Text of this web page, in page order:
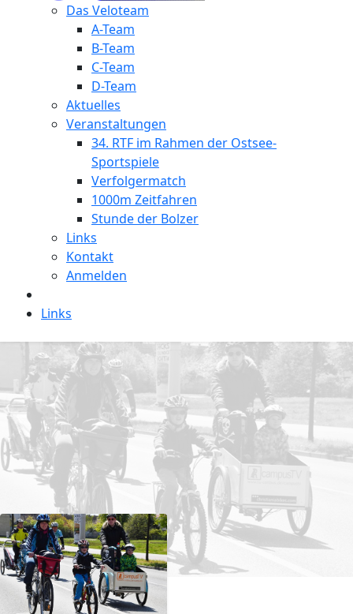
Das Veloteam
A-Team
B-Team
C-Team
D-Team
Aktuelles
Veranstaltungen
34. RTF im Rahmen der Ostsee-
Sportspiele
Verfolgermatch
1000m Zeitfahren
Stunde der Bolzer
Links
Kontakt
Anmelden
Links